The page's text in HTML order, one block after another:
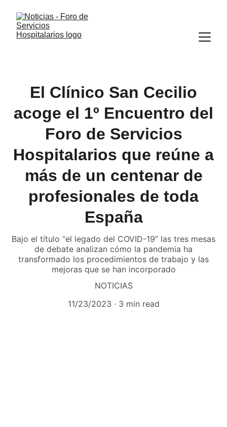
El Clínico San Cecilio
acoge el 1º Encuentro del
Foro de Servicios
Hospitalarios que reúne a
más de un centenar de
profesionales de toda
España
Bajo el título “el legado del COVID-19” las tres mesas
de debate analizan cómo la pandemia ha
transformado los procedimientos de trabajo y las
mejoras que se han incorporado
NOTICIAS
11/23/2023
3 min read